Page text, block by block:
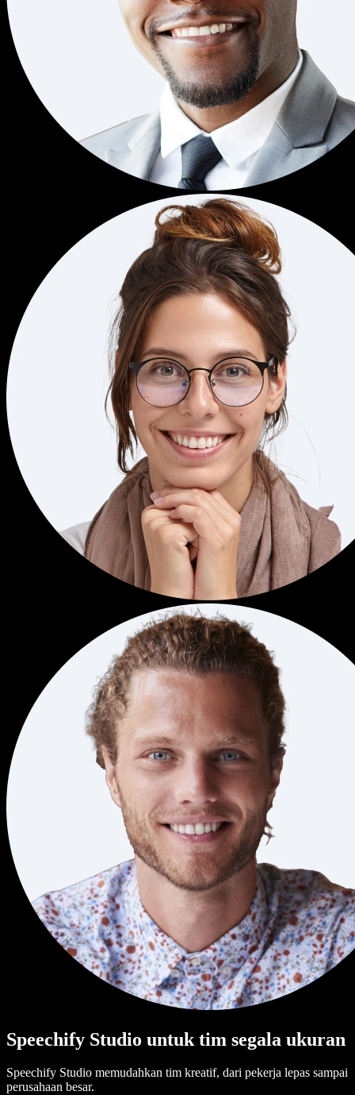
Speechify Studio untuk tim segala ukuran
Speechify Studio memudahkan tim kreatif, dari pekerja lepas sampai
perusahaan besar.